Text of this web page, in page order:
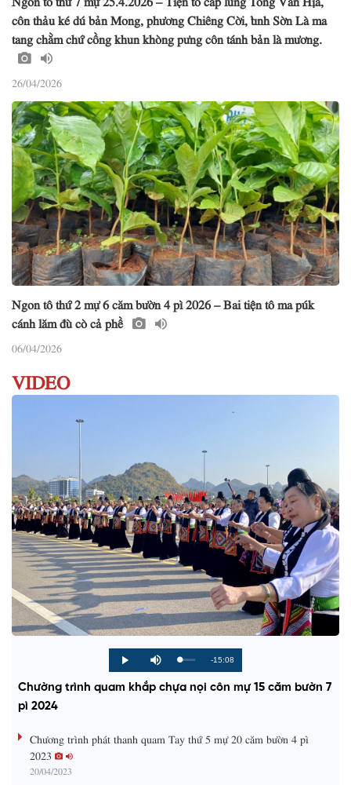
côn thảu ké dú bản Mong, phương Chiêng Cời, tỉnh Sờn Là ma
tang chằm chứ cồng khun khòng pưng côn tánh bản là mương.
26/04/2026
Ngon tô thứ 2 mự 6 căm bườn 4 pì 2026 – Bai tiện tô ma púk
cánh lăm đù cò cả phề
06/04/2026
VIDEO
P
l
M
u
e
L
d
e
P
r
g
%
R
e
-15:08
Chường trình quam khắp chựa nọi côn mự 15 căm bườn 7
pì 2024
Chương trình phát thanh quam Tay thứ 5 mự 20 căm bườn 4 pì
2023
20/04/2023